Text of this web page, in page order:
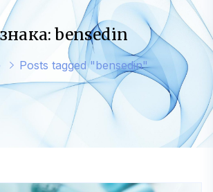
bensedin
Posts tagged "bensedin"